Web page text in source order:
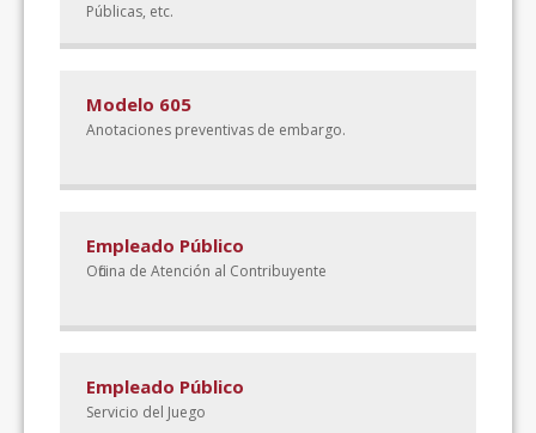
Públicas, etc.
Modelo 605
Anotaciones preventivas de embargo.
Empleado Público
Oficina de Atención al Contribuyente
Empleado Público
Servicio del Juego